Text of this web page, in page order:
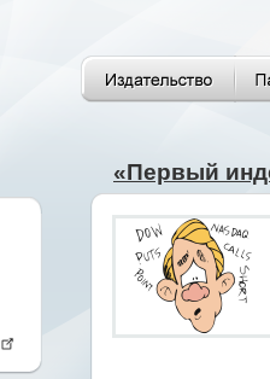
«Первый